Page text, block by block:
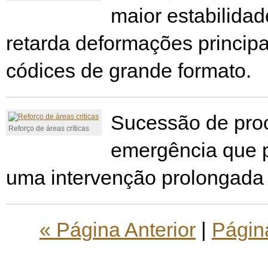
maior
retarda deformações
códices de grande formato.
Reforço de áreas críticas
Sucessão de
emergência que
uma intervenção
« Página Anterior